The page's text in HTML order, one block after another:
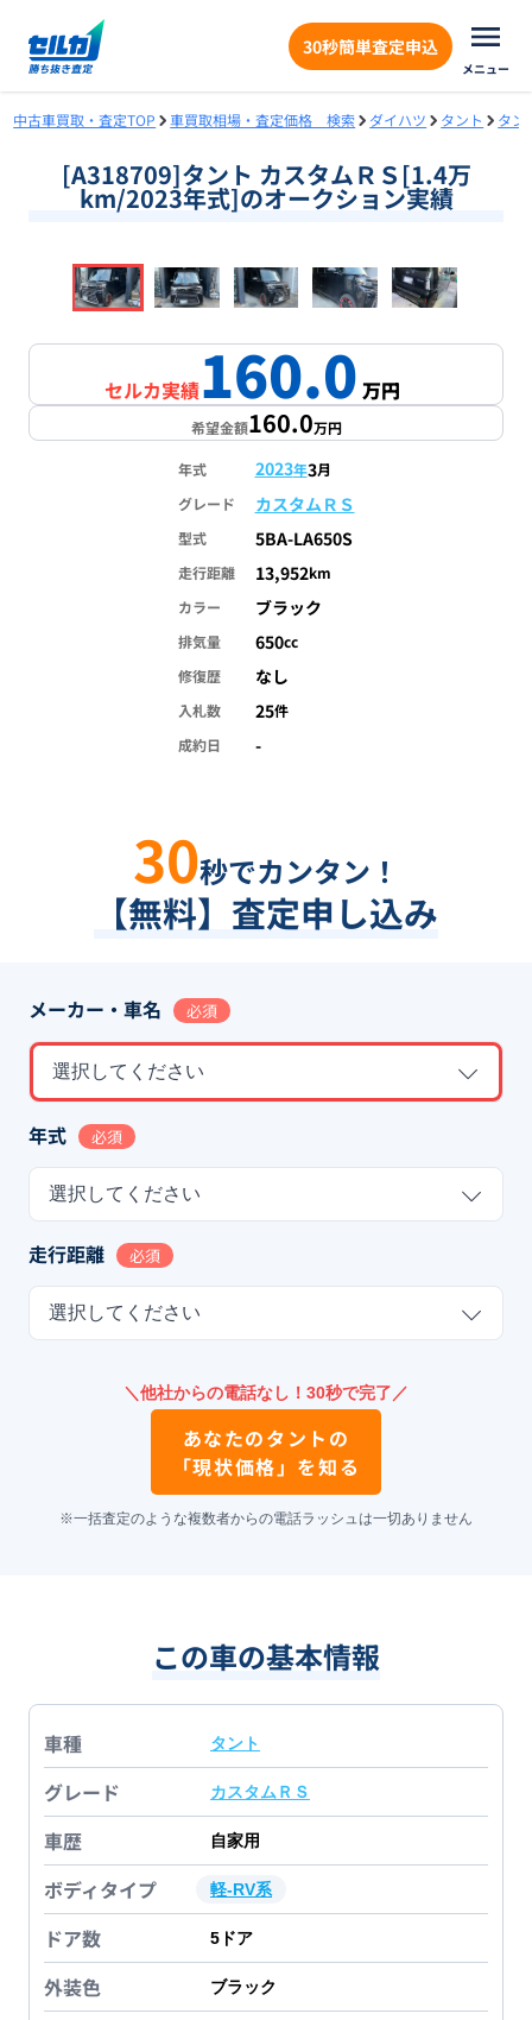
30秒簡単査定申込
メニュー
中古車買取・査定TOP 車買取相場・査定価格 検索 ダイハツ タント タン
[A318709]タント カスタムＲＳ[1.4万
km/2023年式]のオークション実績
1/18
セルカ実績160.0万円
希望金額160.0万円
年式 2023年3月
グレード
カスタムＲＳ
型式 5BA-LA650S
走行距離 13,952km
カラー
ブラック
排気量 650cc
修復歴
なし
入札数 25件
成約日
-
30秒でカンタン！
【無料】査定申し込み
メーカー・車名 必須
選択してください
年式 必須
選択してください
走行距離 必須
選択してください
＼他社からの電話なし！30秒で完了／
あなたのタント の
「現状価格」を知る
※一括査定のような複数者からの電話ラッシュは一切ありません
この車の基本情報
車種 タント
グレード カスタムＲＳ
車歴 自家用
ボディタイプ 軽-RV系
ドア数 5 ドア
外装色 ブラック